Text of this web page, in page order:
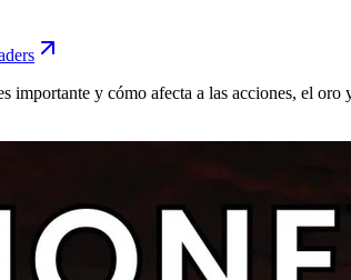
y cómo afecta a las acciones, el